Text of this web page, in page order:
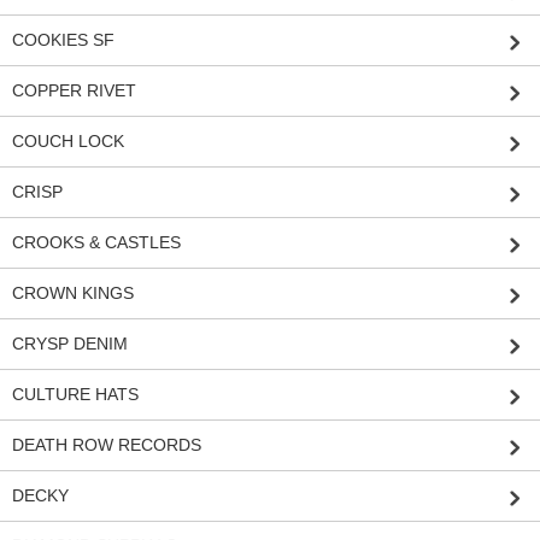
COOKIES SF
COPPER RIVET
COUCH LOCK
CRISP
CROOKS & CASTLES
CROWN KINGS
CRYSP DENIM
CULTURE HATS
DEATH ROW RECORDS
DECKY